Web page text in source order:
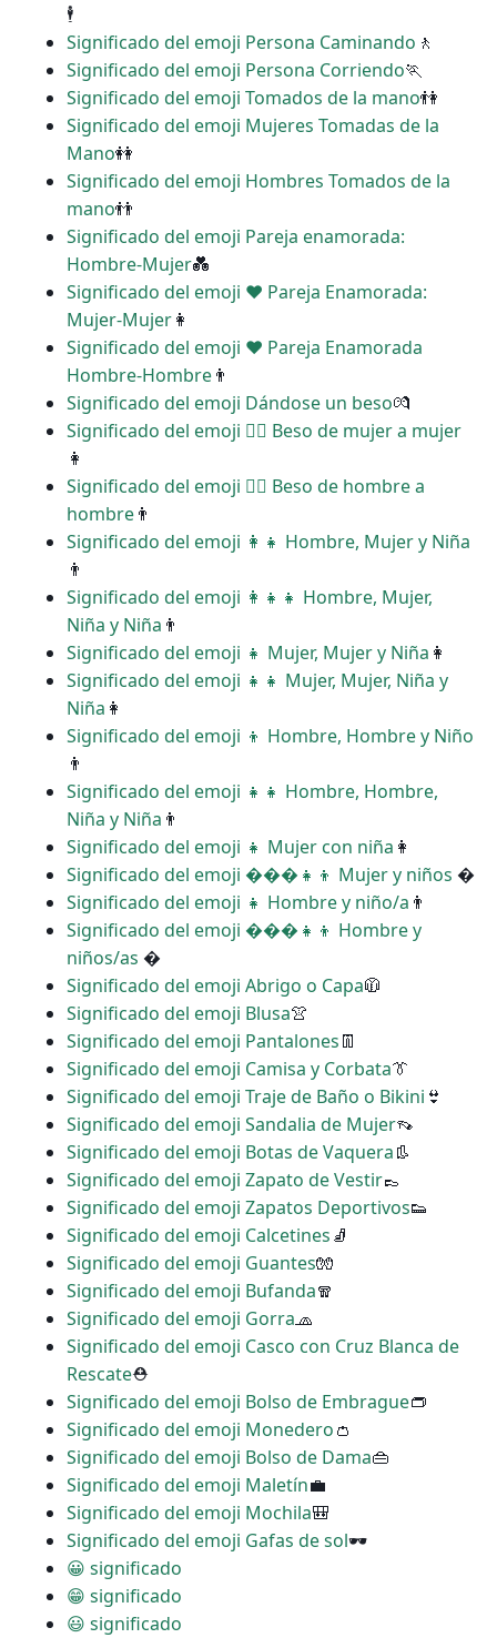
🕴
Significado del emoji Persona Caminando 🚶
Significado del emoji Persona Corriendo🏃
Significado del emoji Tomados de la mano👫
Significado del emoji Mujeres Tomadas de la
Mano👭
Significado del emoji Hombres Tomados de la
mano👬
Significado del emoji Pareja enamorada:
Hombre-Mujer💑
Significado del emoji ‍❤️‍ Pareja Enamorada:
Mujer-Mujer👩
Significado del emoji ‍❤️‍ Pareja Enamorada
Hombre-Hombre👨
Significado del emoji Dándose un beso💏
Significado del emoji ‍❤️‍💋‍ Beso de mujer a mujer
👩
Significado del emoji ‍❤️‍💋‍ Beso de hombre a
hombre👨
Significado del emoji ‍👩‍👧 Hombre, Mujer y Niña
👨
Significado del emoji ‍👩‍👧‍👧 Hombre, Mujer,
Niña y Niña 👨
Significado del emoji ‍‍👧 Mujer, Mujer y Niña 👩
Significado del emoji ‍‍👧‍👧 Mujer, Mujer, Niña y
Niña 👩
Significado del emoji ‍‍👦 Hombre, Hombre y Niño
👨
Significado del emoji ‍‍👧‍👧 Hombre, Hombre,
Niña y Niña 👨
Significado del emoji ‍👧 Mujer con niña 👩
Significado del emoji ���‍👧‍👦 Mujer y niños �
Significado del emoji ‍👧 Hombre y niño/a 👨
Significado del emoji ���‍👧‍👦 Hombre y
niños/as �
Significado del emoji Abrigo o Capa🧥
Significado del emoji Blusa👚
Significado del emoji Pantalones👖
Significado del emoji Camisa y Corbata👔
Significado del emoji Traje de Baño o Bikini 👙
Significado del emoji Sandalia de Mujer👡
Significado del emoji Botas de Vaquera👢
Significado del emoji Zapato de Vestir👞
Significado del emoji Zapatos Deportivos👟
Significado del emoji Calcetines🧦
Significado del emoji Guantes🧤
Significado del emoji Bufanda🧣
Significado del emoji Gorra🧢
Significado del emoji Casco con Cruz Blanca de
Rescate⛑
Significado del emoji Bolso de Embrague👝
Significado del emoji Monedero👛
Significado del emoji Bolso de Dama👜
Significado del emoji Maletín💼
Significado del emoji Mochila🎒
Significado del emoji Gafas de sol🕶
😀 significado
😁 significado
😃 significado